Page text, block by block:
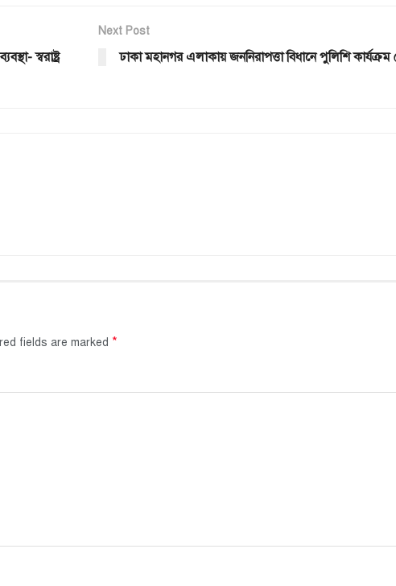
স্বরাষ্ট্র
Next Post
ঢাকা মহানগর এলাকায় জননিরাপত্তা বিধানে পুলিশি
fields are marked *